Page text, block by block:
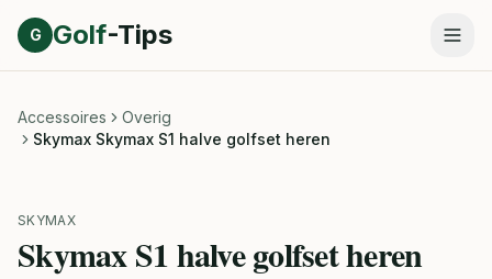
Direct naar inhoud
G Golf-Tips
Accessoires
Overig
Skymax Skymax S1 halve golfset heren
SKYMAX
Skymax S1 halve golfset heren